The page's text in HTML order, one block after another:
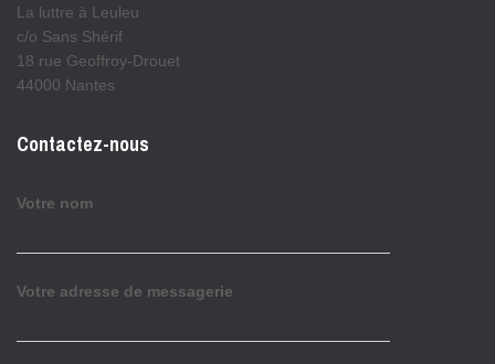
La luttre à Leuleu
c/o Sans Shérif
18 rue Geoffroy-Drouet
44000 Nantes
Contactez-nous
Votre nom
Votre adresse de messagerie